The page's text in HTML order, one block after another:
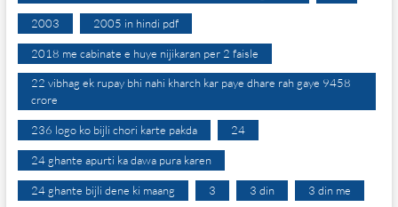
2003 2005 in hindi pdf
2018 me cabinate e huye nijikaran per 2 faisle
22 vibhag ek rupay bhi nahi kharch kar paye dhare rah gaye 9458
crore
236 logo ko bijli chori karte pakda 24
24 ghante apurti ka dawa pura karen
24 ghante bijli dene ki maang 3 3 din 3 din me